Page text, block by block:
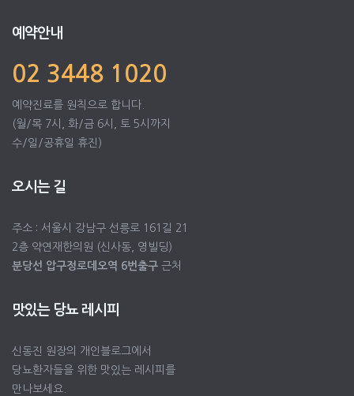
예약안내
02 3448 1020
예약진료를 원칙으로 합니다.
(월/목 7시, 화/금 6시, 토 5시까지
수/일/공휴일 휴진)
오시는 길
주소 : 서울시 강남구 선릉로 161길 21
2층 약연재한의원 (신사동, 영빌딩)
분당선 압구정로데오역 6번출구 근처
맛있는 당뇨 레시피
신동진 원장의 개인블로그에서
당뇨환자들을 위한 맛있는 레시피를
만나보세요.